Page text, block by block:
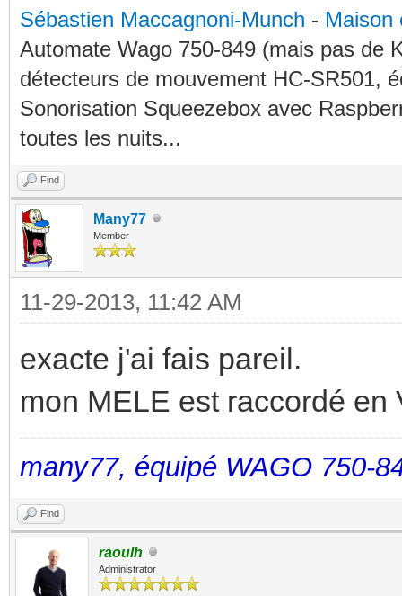
Sébastien Maccagnoni-Munch - Maison
Automate Wago 750-849 (mais pas de
détecteurs de mouvement HC-SR501,
Sonorisation Squeezebox avec
toutes les nuits...
Find
Many77
Member
11-29-2013, 11:42 AM
exacte j'ai fais pareil.
mon MELE est raccordé en
many77, équipé WAGO 750-
Find
raoulh
Administrator